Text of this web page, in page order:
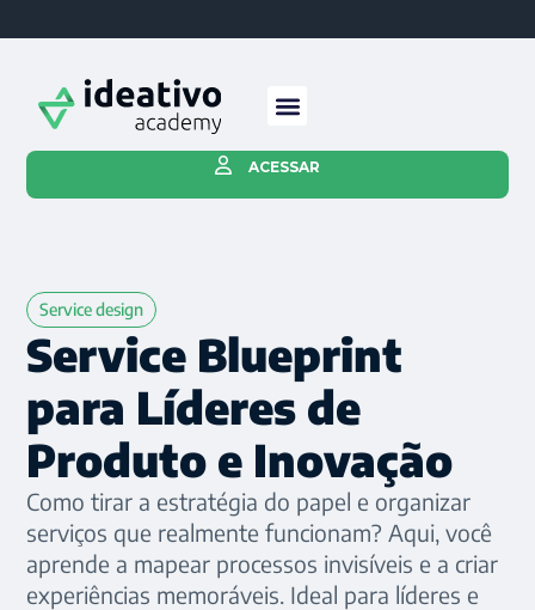
ACESSAR
Service design
Service Blueprint
para Líderes de
Produto e Inovação
Como tirar a estratégia do papel e organizar
serviços que realmente funcionam? Aqui, você
aprende a mapear processos invisíveis e a criar
experiências memoráveis. Ideal para líderes e